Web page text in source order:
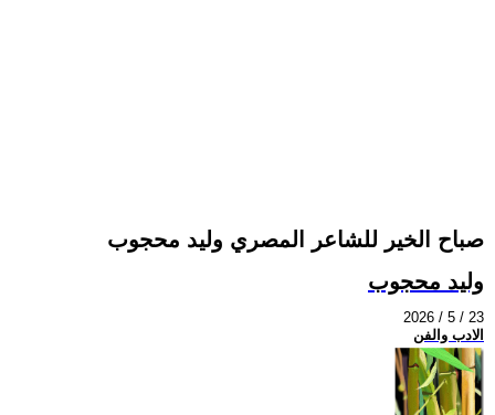
صباح الخير للشاعر المصري وليد محجوب
وليد محجوب
2026 / 5 / 23
الادب والفن